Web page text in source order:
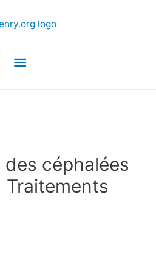
Menu
céphalées
Traitements